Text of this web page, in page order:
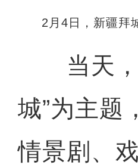
2月4日，新疆
当天，
城”为主题
情景剧、